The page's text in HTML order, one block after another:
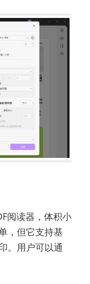
阅读器，体积小
，但它支持基
。用户可以通